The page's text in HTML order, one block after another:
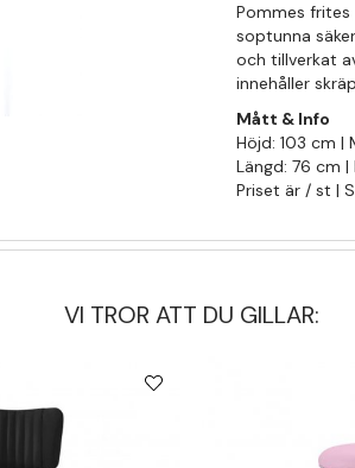
Pommes
soptunna
och tillverkat
innehåller
Mått & Info
Höjd: 103 cm |
Längd: 76 cm |
Priset är / st |
VI TROR ATT DU GILLAR: